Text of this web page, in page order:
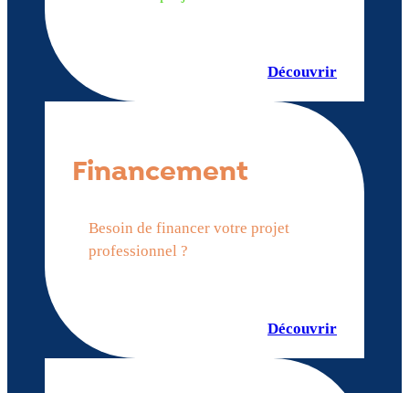
Découvrir
Financement
Besoin de financer votre projet
professionnel ?
Découvrir